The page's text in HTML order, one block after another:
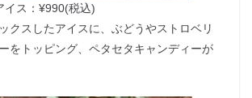
イス：¥990(税込)
クスしたアイスに、ぶどうやストロベリ
をトッピング、ペタセタキャンディーが